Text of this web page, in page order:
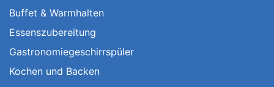
Buffet & Warmhalten
Essenszubereitung
Gastronomiegeschirrspüler
Kochen und Backen